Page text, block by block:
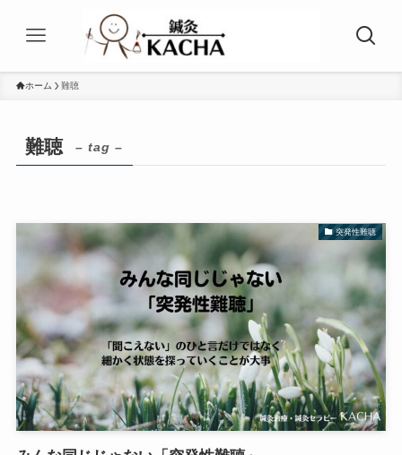
ホーム 難聴
難聴 – tag –
突発性難聴